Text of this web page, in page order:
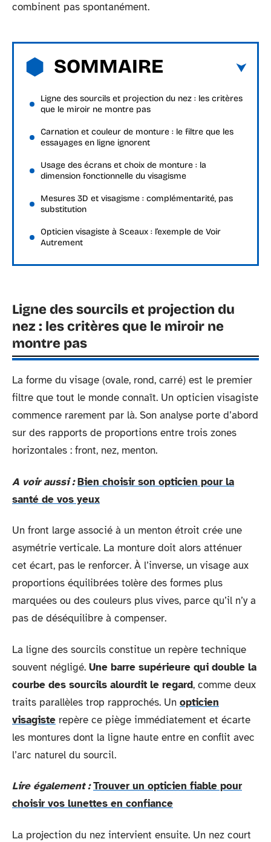
combinent pas spontanément.
SOMMAIRE
Ligne des sourcils et projection du nez : les critères
que le miroir ne montre pas
Carnation et couleur de monture : le filtre que les
essayages en ligne ignorent
Usage des écrans et choix de monture : la
dimension fonctionnelle du visagisme
Mesures 3D et visagisme : complémentarité, pas
substitution
Opticien visagiste à Sceaux : l’exemple de Voir
Autrement
Ligne des sourcils et projection du
nez : les critères que le miroir ne
montre pas
La forme du visage (ovale, rond, carré) est le premier
filtre que tout le monde connaît. Un opticien visagiste
commence rarement par là. Son analyse porte d’abord
sur des rapports de proportions entre trois zones
horizontales : front, nez, menton.
A voir aussi : Bien choisir son opticien pour la
santé de vos yeux
Un front large associé à un menton étroit crée une
asymétrie verticale. La monture doit alors atténuer
cet écart, pas le renforcer. À l’inverse, un visage aux
proportions équilibrées tolère des formes plus
marquées ou des couleurs plus vives, parce qu’il n’y a
pas de déséquilibre à compenser.
La ligne des sourcils constitue un repère technique
souvent négligé. Une barre supérieure qui double la
courbe des sourcils alourdit le regard, comme deux
traits parallèles trop rapprochés. Un opticien
visagiste repère ce piège immédiatement et écarte
les montures dont la ligne haute entre en conflit avec
l’arc naturel du sourcil.
Lire également : Trouver un opticien fiable pour
choisir vos lunettes en confiance
La projection du nez intervient ensuite. Un nez court